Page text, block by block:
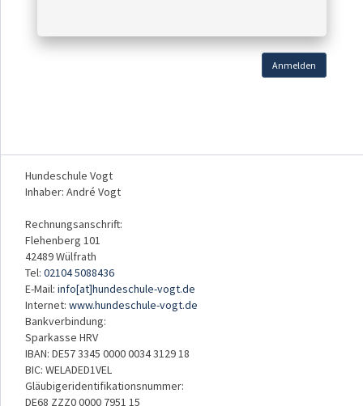
Anmelden
Hundeschule Vogt
Inhaber: André Vogt
Rechnungsanschrift:
Flehenberg 101
42489 Wülfrath
Tel: 02104 5088436
E-Mail: info[at]hundeschule-vogt.de
Internet: www.hundeschule-vogt.de
Bankverbindung:
Sparkasse HRV
IBAN: DE57 3345 0000 0034 3129 18
BIC: WELADED1VEL
Gläubigeridentifikationsnummer:
DE68 ZZZ0 0000 7951 15